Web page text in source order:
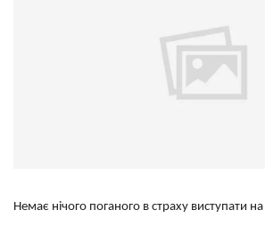
Немає нічого поганого в страху виступати